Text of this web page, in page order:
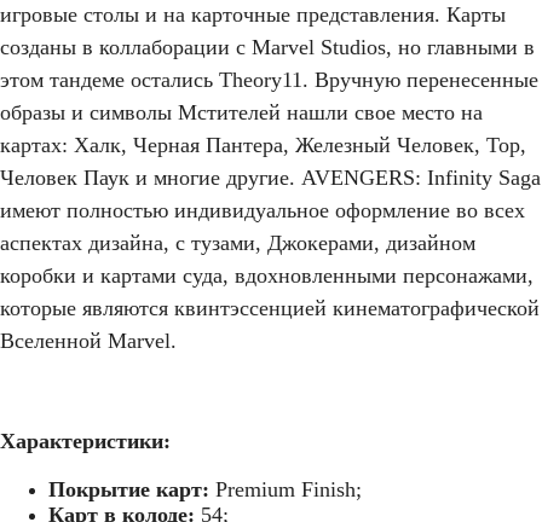
игровые столы и на карточные представления. Карты
созданы в коллаборации с Marvel Studios, но главными в
этом тандеме остались Theory11. Вручную перенесенные
образы и символы Мстителей нашли свое место на
картах: Халк, Черная Пантера, Железный Человек, Тор,
Человек Паук и многие другие. AVENGERS: Infinity Saga
имеют полностью индивидуальное оформление во всех
аспектах дизайна, с тузами, Джокерами, дизайном
коробки и картами суда, вдохновленными персонажами,
которые являются квинтэссенцией кинематографической
Вселенной Marvel.
Характеристики:
Покрытие карт: Premium Finish;
Карт в колоде: 54;